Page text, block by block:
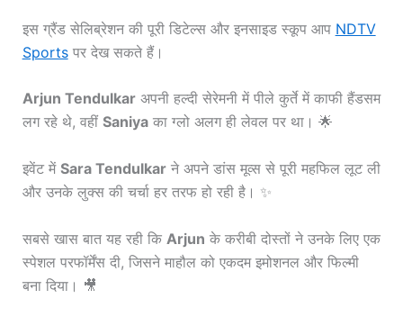
इस ग्रैंड सेलिब्रेशन की पूरी डिटेल्स और इनसाइड स्कूप आप NDTV
Sportsपर देख सकते हैं।
Arjun Tendulkarअपनी हल्दी सेरेमनी में पीले कुर्ते में काफी हैंडसम
लग रहे थे, वहीं Saniyaका ग्लो अलग ही लेवल पर था। 🌟
इवेंट में Sara Tendulkarने अपने डांस मूव्स से पूरी महफिल लूट ली
और उनके लुक्स की चर्चा हर तरफ हो रही है। ✨
सबसे खास बात यह रही कि Arjun के करीबी दोस्तों ने उनके लिए एक
स्पेशल परफॉर्मेंस दी, जिसने माहौल को एकदम इमोशनल और फिल्मी
बना दिया। 🎥